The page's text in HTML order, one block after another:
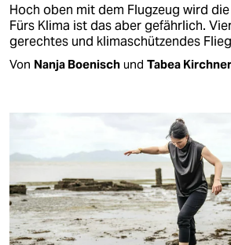
Hoch oben mit dem Flugzeug wird
Fürs Klima ist das aber gefährlich.
gerechtes und klimaschützendes
Von Nanja Boenisch und Tabea Kirchner